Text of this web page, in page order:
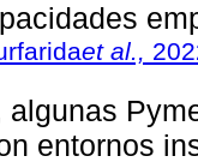
et al.,
algunas
entornos